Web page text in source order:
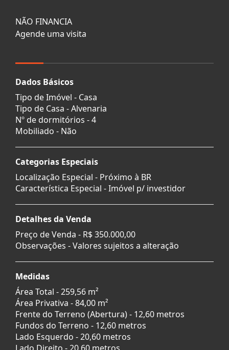
NÃO FINANCIA
Agende uma visita
Dados Básicos
Tipo de Imóvel - Casa
Tipo de Casa - Alvenaria
Nº de dormitórios - 4
Mobiliado - Não
Categorias Especiais
Localização Especial - Próximo à BR
Característica Especial - Imóvel p/ investidor
Detalhes da Venda
Preço de Venda - R$ 350.000,00
Observações - Valores sujeitos a alteração
Medidas
Área Total - 259,56 m²
Área Privativa - 84,00 m²
Frente do Terreno (Abertura) - 12,60 metros
Fundos do Terreno - 12,60 metros
Lado Esquerdo - 20,60 metros